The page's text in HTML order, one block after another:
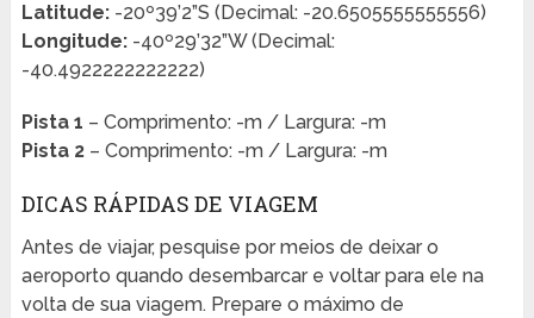
Latitude:-20º39’2”S (Decimal: -20.6505555555556)
Longitude:-40º29’32”W (Decimal:
-40.4922222222222)
Pista 1 – Comprimento: -m / Largura: -m
Pista 2– Comprimento: -m / Largura: -m
DICAS RÁPIDAS DE VIAGEM
Antes de viajar, pesquise por meios de deixar o
aeroporto quando desembarcar e voltar para ele na
volta de sua viagem. Prepare o máximo de